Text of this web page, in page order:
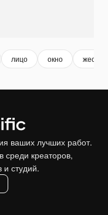
лицо окно жест
ваших лучших работ.
среди креаторов,
и студий.